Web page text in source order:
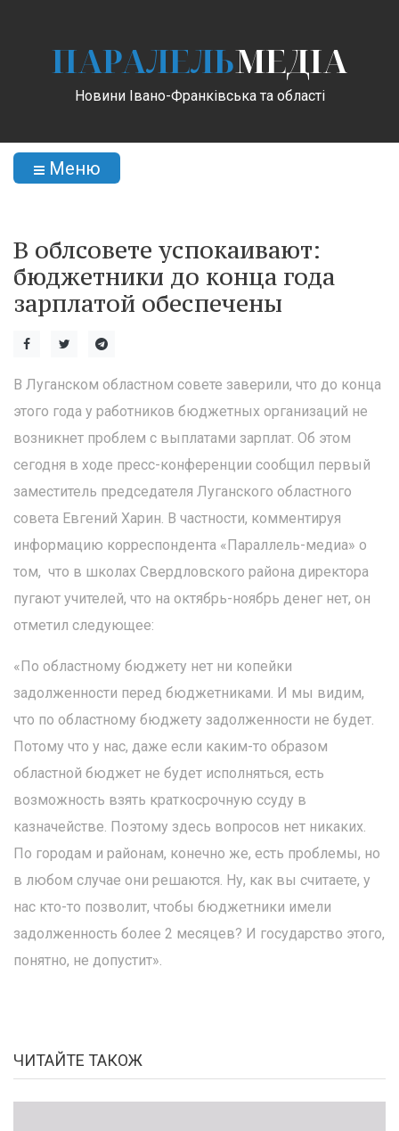
ПАРАЛЕЛЬМЕДІА
Новини Івано-Франківська та області
Меню
В облсовете успокаивают:
бюджетники до конца года
зарплатой обеспечены
В Луганском областном совете заверили, что до конца
этого года у работников бюджетных организаций не
возникнет проблем с выплатами зарплат. Об этом
сегодня в ходе пресс-конференции сообщил первый
заместитель председателя Луганского областного
совета Евгений Харин. В частности, комментируя
информацию корреспондента «Параллель-медиа» о
том, что в школах Свердловского района директора
пугают учителей, что на октябрь-ноябрь денег нет, он
отметил следующее:
«По областному бюджету нет ни копейки
задолженности перед бюджетниками. И мы видим,
что по областному бюджету задолженности не будет.
Потому что у нас, даже если каким-то образом
областной бюджет не будет исполняться, есть
возможность взять краткосрочную ссуду в
казначействе. Поэтому здесь вопросов нет никаких.
По городам и районам, конечно же, есть проблемы, но
в любом случае они решаются. Ну, как вы считаете, у
нас кто-то позволит, чтобы бюджетники имели
задолженность более 2 месяцев? И государство этого,
понятно, не допустит».
ЧИТАЙТЕ ТАКОЖ